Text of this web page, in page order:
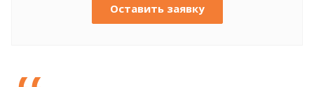
Оставить заявку